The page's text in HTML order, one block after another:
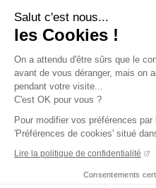
Salut c'est nous...
les Cookies !
On a attendu d'être sûrs que le
avant de vous déranger, mais on
pendant votre visite...
C'est OK pour vous ?
Pour modifier vos préférences
'Préférences de cookies' situé
Lire la politique de confidentialité
Consentements